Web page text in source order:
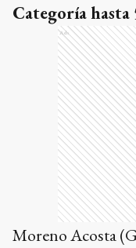
Categoría
Ads
Moreno Acosta